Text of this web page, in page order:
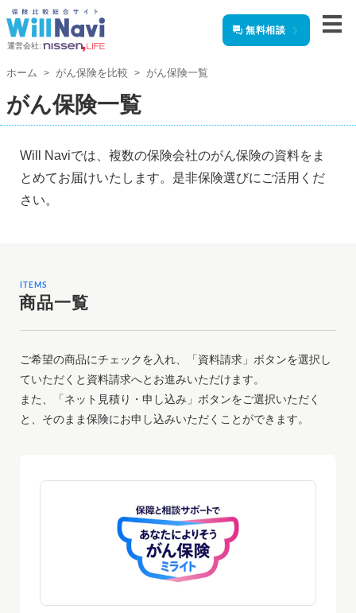
運営会社:
無料相談
ホーム がん保険を比較 がん保険一覧
がん保険一覧
Will Naviでは、複数の保険会社のがん保険の資料をま
とめてお届けいたします。是非保険選びにご活用くだ
さい。
ITEMS
商品一覧
ご希望の商品にチェックを入れ、「資料請求」ボタンを選択し
ていただくと資料請求へとお進みいただけます。
また、「ネット見積り・申し込み」ボタンをご選択いただく
と、そのまま保険にお申し込みいただくことができます。